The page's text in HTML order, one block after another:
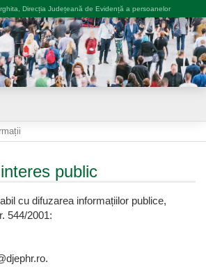
public
cu difuzarea informațiilor publice,
544/2001:
Direcția Județeană de Evidență a persoanelor